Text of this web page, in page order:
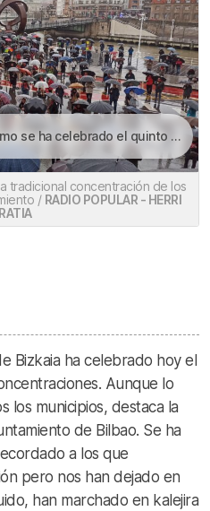
pensionista | Los pensionistas ya lo advirtieron: «Tenemos mucho tiempo libre y estamos muy cabreados»
tradicional concentración de los
/ RADIO POPULAR - HERRI
Bizkaia ha celebrado hoy el
Aunque lo
los municipios, destaca la
de Bilbao. Se ha
a los que
pero nos han dejado en
han marchado en kalejira